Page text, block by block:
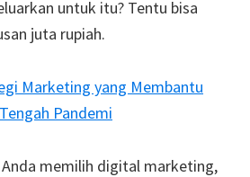
untuk itu? Tentu bisa
juta rupiah.
Marketing yang Membantu
Pandemi
memilih digital marketing,